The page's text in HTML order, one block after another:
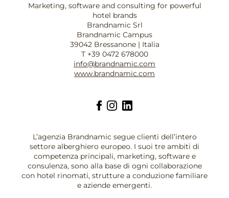
Marketing, software and consulting for powerful
hotel brands
Brandnamic Srl
Brandnamic Campus
39042 Bressanone | Italia
T +39 0472 678000
info@brandnamic.com
www.brandnamic.com
L’agenzia Brandnamic segue clienti dell’intero
settore alberghiero europeo. I suoi tre ambiti di
competenza principali, marketing, software e
consulenza, sono alla base di ogni collaborazione
con hotel rinomati, strutture a conduzione familiare
e aziende emergenti.